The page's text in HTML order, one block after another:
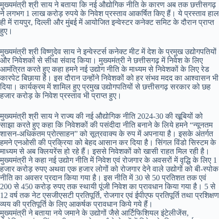
मुख्यमंत्री श्री साय ने बताया कि नई औद्योगिक नीति के कारण अब तक छत्तीसगढ़
ने लगभग 1 लाख करोड़ रुपये के निवेश प्रस्ताव आकर्षित किए हैं। ये प्रस्ताव हाल
ही में रायपुर, दिल्ली और मुंबई में आयोजित इन्वेस्टर कनेक्ट समिट के दौरान प्राप्त
हुए।
मुख्यमंत्री श्री विष्णुदेव साय ने इन्वेस्टर्स कनेक्ट मीट में देश के प्रमुख उद्योगपतियों
और निवेशकों से सीधा संवाद किया। मुख्यमंत्री ने छत्तीसगढ़ में निवेश के लिए
आमंत्रित करते हुए कहा हमने नई उद्योग नीति के माध्यम से निवेशकों के लिए रेड
कारपेट बिछाया है। इस दौरान उन्होंने निवेशकों को हर संभव मदद का आश्वासन भी
दिया। कार्यक्रम में शामिल हुए प्रमुख उद्योगपतियों से छत्तीसगढ़ सरकार को छह
हजार करोड़ के निवेश प्रस्ताव भी प्राप्त हुए।
मुख्यमंत्री श्री साय ने राज्य की नई औद्योगिक नीति 2024-30 की खूबियों को
साझा करते हुए कहा कि निवेशकों की पसंदीदा नीति बनाने के लिये हमने “न्यूनतम
शासन-अधिकतम प्रोत्साहन” को सूत्रवाक्य के रुप में अपनाया है। इसके अंतर्गत
हमने एनओसी की प्रक्रिया को बेहद आसान कर दिया है। सिंगल विंडो सिस्टम के
माध्यम से अब क्लियरेंस हो रहे हैं। इससे निवेशकों को खासी राहत मिल रही है।
मुख्यमंत्री ने कहा नई उद्योग नीति में निवेश एवं रोजगार के अवसरों में वृद्धि के लिए 1
हजार करोड़ रुपए अथवा एक हजार लोगों को रोजगार देने वाले उद्योगों को बी-स्पोक
नीति का अवसर प्रदान किया गया है। इस नीति में 30 से 50 प्रतिशत तक एवं
200 से 450 करोड़ रुपए तक स्थायी पूंजी निवेश का प्रावधान किया गया है। 5 से
12 वर्ष तक नेट एसजीएसटी प्रतिपूर्ति, रोजगार एवं ईपीएफ प्रतिपूर्ति तथा प्रशिक्षण
व्यय की प्रतिपूर्ति के लिए आकर्षक प्रावधान किये गये हैं।
मुख्यमंत्री ने बताया नये जमाने के उद्योगों जैसे आर्टिफिशियल इंटेलीजेंस,